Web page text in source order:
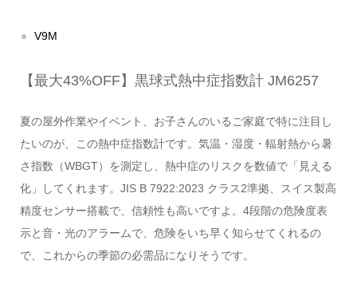
V9M
【最大43%OFF】黒球式熱中症指数計 JM6257
夏の屋外作業やイベント、お子さんのいるご家庭で特に注目し
たいのが、この熱中症指数計です。気温・湿度・輻射熱から暑
さ指数（WBGT）を測定し、熱中症のリスクを数値で「見える
化」してくれます。JIS B 7922:2023 クラス2準拠、スイス製高
精度センサー搭載で、信頼性も高いですよ。4段階の危険度表
示と音・光のアラームで、危険をいち早く知らせてくれるの
で、これからの季節の必需品になりそうです。